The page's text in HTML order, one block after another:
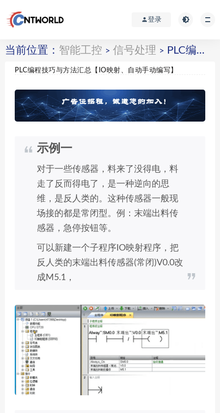
登录
当前位置： 智能工控 > 信号处理 > PLC编程技巧与方法汇总【IO映射、自动手动编写】
PLC编程技巧与方法汇总【IO映射、自动手动编写】
示例一
对于一些传感器，料来了没得电，料
走了反而得电了，是一种逆向的思
维，是反人类的。这种传感器一般现
场接的都是常闭型。例：末端出料传
感器，急停按钮等。
可以新建一个子程序IO映射程序，把
反人类的末端出料传感器(常闭)V0.0改
成M5.1，